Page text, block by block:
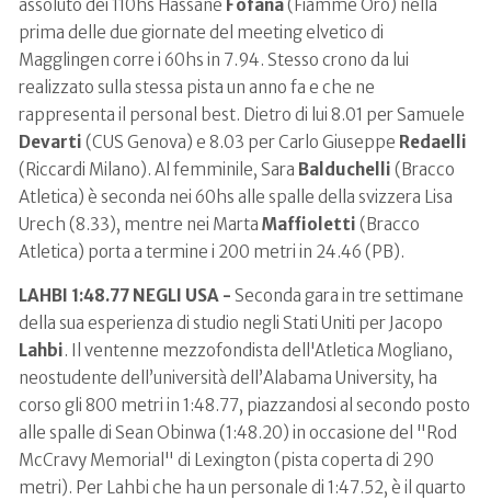
assoluto dei 110hs Hassane Fofana(Fiamme Oro) nella
prima delle due giornate del meeting elvetico di
Magglingen corre i 60hs in 7.94. Stesso crono da lui
realizzato sulla stessa pista un anno fa e che ne
rappresenta il personal best. Dietro di lui 8.01 per Samuele
Devarti (CUS Genova) e 8.03 per Carlo Giuseppe Redaelli
(Riccardi Milano). Al femminile, Sara Balduchelli (Bracco
Atletica) è seconda nei 60hs alle spalle della svizzera Lisa
Urech (8.33), mentre nei Marta Maffioletti (Bracco
Atletica) porta a termine i 200 metri in 24.46 (PB).
LAHBI 1:48.77 NEGLI USA - Seconda gara in tre settimane
della sua esperienza di studio negli Stati Uniti per Jacopo
Lahbi. Il ventenne mezzofondista dell'Atletica Mogliano,
neostudente dell’università dell’Alabama University, ha
corso gli 800 metri in 1:48.77, piazzandosi al secondo posto
alle spalle di Sean Obinwa (1:48.20) in occasione del "Rod
McCravy Memorial" di Lexington (pista coperta di 290
metri). Per Lahbi che ha un personale di 1:47.52, è il quarto